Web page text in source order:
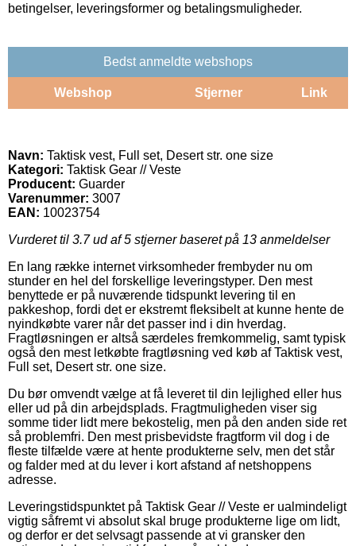
betingelser, leveringsformer og betalingsmuligheder.
Bedst anmeldte webshops
Webshop Stjerner Link
Navn: Taktisk vest, Full set, Desert str. one size
Kategori: Taktisk Gear // Veste
Producent: Guarder
Varenummer: 3007
EAN: 10023754
Vurderet til 3.7ud af 5 stjerner baseret på 13 anmeldelser
En lang række internet virksomheder frembyder nu om
stunder en hel del forskellige leveringstyper. Den mest
benyttede er på nuværende tidspunkt levering til en
pakkeshop, fordi det er ekstremt fleksibelt at kunne hente de
nyindkøbte varer når det passer ind i din hverdag.
Fragtløsningen er altså særdeles fremkommelig, samt typisk
også den mest letkøbte fragtløsning ved køb af Taktisk vest,
Full set, Desert str. one size.
Du bør omvendt vælge at få leveret til din lejlighed eller hus
eller ud på din arbejdsplads. Fragtmuligheden viser sig
somme tider lidt mere bekostelig, men på den anden side ret
så problemfri. Den mest prisbevidste fragtform vil dog i de
fleste tilfælde være at hente produkterne selv, men det står
og falder med at du lever i kort afstand af netshoppens
adresse.
Leveringstidspunktet på Taktisk Gear // Veste er ualmindeligt
vigtig såfremt vi absolut skal bruge produkterne lige om lidt,
og derfor er det selvsagt passende at vi gransker den